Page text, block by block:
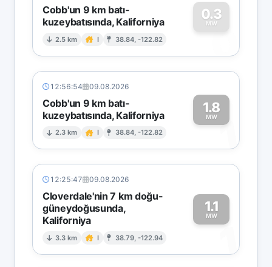
Cobb'un 9 km batı-
kuzeybatısında, Kaliforniya
2.5 km I 38.84, -122.82
0.3
MW
0
12:56:54 09.08.2026
Cobb'un 9 km batı-
kuzeybatısında, Kaliforniya
2.3 km I 38.84, -122.82
1.8
MW1
12:25:47 09.08.2026
Cloverdale'nin 7 km doğu-
güneydoğusunda,
Kaliforniya
3.3 km I 38.79, -122.94
1.1
MW
1